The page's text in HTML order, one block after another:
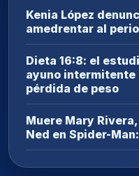
Kenia López
amedrentar al
Dieta 16:8: el
ayuno intermitente
pérdida de peso
Muere Mary
Ned en Spider-